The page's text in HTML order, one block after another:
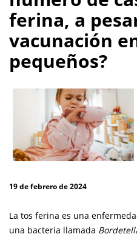
augmenta
el
número
de
tos
ferina,
pesar
ferina, a
vacunación
pequeños?
19 de febrero de 2024
La tos ferina es una
una bacteria llamada